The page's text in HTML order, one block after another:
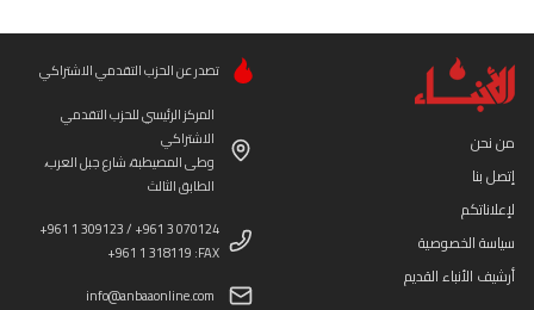
من نحن
إتصل بنا
لإعلاناتكم
سياسة الخصوصية
أرشيف الأنباء القديم
تصدر عن الحزب التقدمي الاشتراكي
المركز الرئيسي للحزب التقدمي
الاشتراكي
وطى المصيطبة، شارع جبل العرب،
الطابق الثالث
+961 1 309123 / +961 3 070124
+961 1 318119 :FAX
info@anbaaonline.com